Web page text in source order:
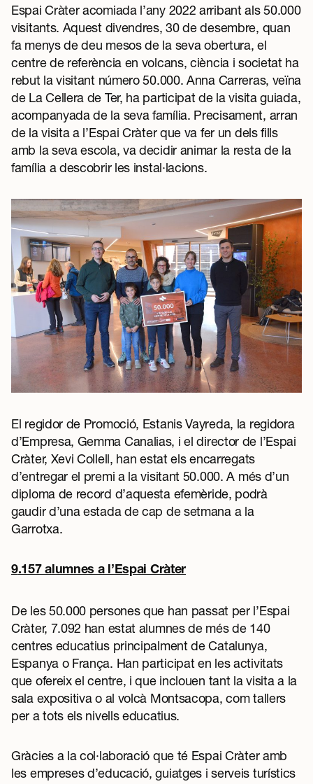
Espai Cràter acomiada l’any 2022 arribant als 50.000
visitants. Aquest divendres, 30 de desembre, quan
fa menys de deu mesos de la seva obertura, el
centre de referència en volcans, ciència i societat ha
rebut la visitant número 50.000. Anna Carreras, veïna
de La Cellera de Ter, ha participat de la visita guiada,
acompanyada de la seva família. Precisament, arran
de la visita a l’Espai Cràter que va fer un dels fills
amb la seva escola, va decidir animar la resta de la
família a descobrir les instal·lacions.
El regidor de Promoció, Estanis Vayreda, la regidora
d’Empresa, Gemma Canalias, i el director de l’Espai
Cràter, Xevi Collell, han estat els encarregats
d’entregar el premi a la visitant 50.000. A més d’un
diploma de record d’aquesta efemèride, podrà
gaudir d’una estada de cap de setmana a la
Garrotxa.
9.157 alumnes a l’Espai Cràter
De les 50.000 persones que han passat per l’Espai
Cràter, 7.092 han estat alumnes de més de 140
centres educatius principalment de Catalunya,
Espanya o França. Han participat en les activitats
que ofereix el centre, i que inclouen tant la visita a la
sala expositiva o al volcà Montsacopa, com tallers
per a tots els nivells educatius.
Gràcies a la col·laboració que té Espai Cràter amb
les empreses d’educació, guiatges i serveis turístics